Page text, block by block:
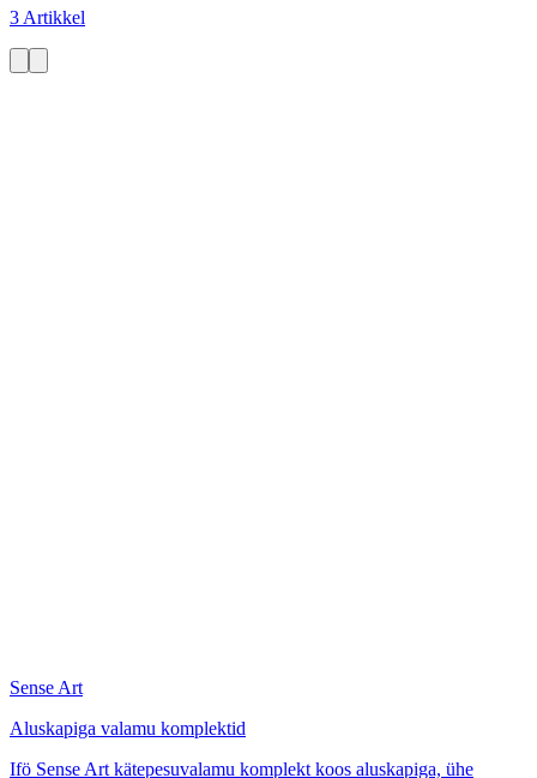
3 Artikkel
Sense Art
Aluskapiga valamu komplektid
Ifö Sense Art kätepesuvalamu komplekt koos aluskapiga, ühe